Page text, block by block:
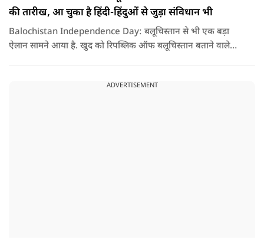
की तारीख, आ चुका है हिंदी-हिंदुओं से जुड़ा संविधान भी
Balochistan Independence Day: बलूचिस्तान से भी एक बड़ा
ऐलान सामने आया है. खुद को रिपब्लिक ऑफ बलूचिस्तान बताने वाले
ADVERTISEMENT